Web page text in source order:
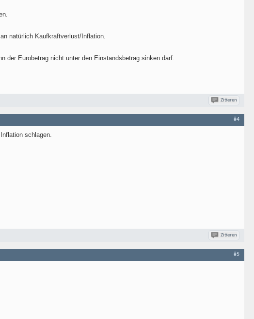
natürlich Kaufkraftverlust/Inflation.
der Eurobetrag nicht unter den Einstandsbetrag sinken darf.
Zitieren
#4
schlagen.
Zitieren
#5